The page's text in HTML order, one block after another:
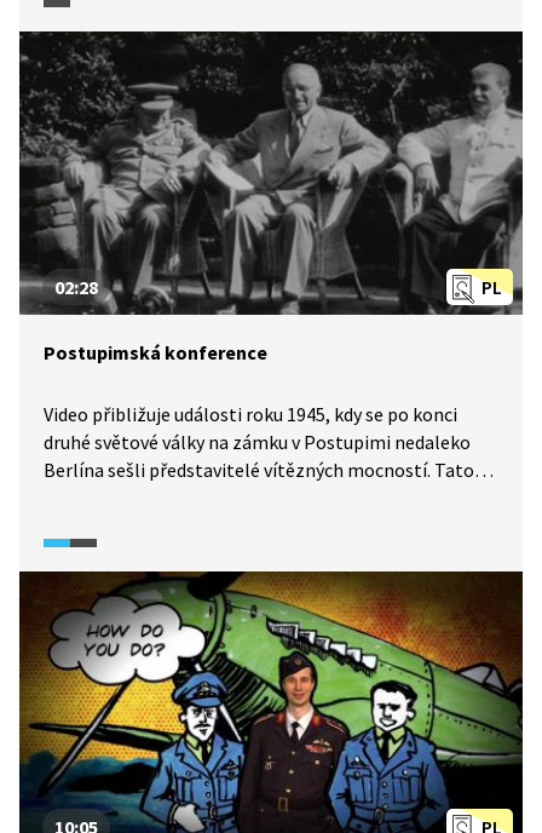
pro její konání zvolen právě Teherán? A jak vypadala
spolupráce mezi zástupci výše zmíněných států? To se
dozvíme v rozhovoru s historikem k 70. výročí
teheránské konference.
PL
02:28
Postupimská konference
Video přibližuje události roku 1945, kdy se po konci
druhé světové války na zámku v Postupimi nedaleko
Berlína sešli představitelé vítězných mocností. Tato
německého obyvatelstva ze států střední Evropy
do Německa. Toto jednání však již předznamenávalo
budoucí konflikt, který se zapsal do historie jako
studená válka. Západ a Sovětský svaz se střetly nejen
v otázce reparací. Podívejte se na zpravodajskou
reportáž k 75. výročí této události (2020).
PL
10:05